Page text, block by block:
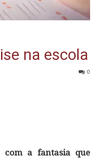
na escola
0
com a fantasia que